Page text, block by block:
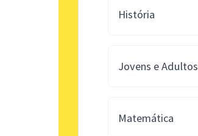
História
Jovens e Adultos
Matemática